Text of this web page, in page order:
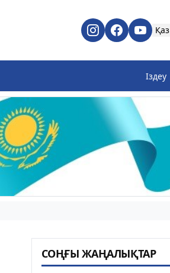
Қаз
СОҢҒЫ ЖАҢАЛЫҚТАР